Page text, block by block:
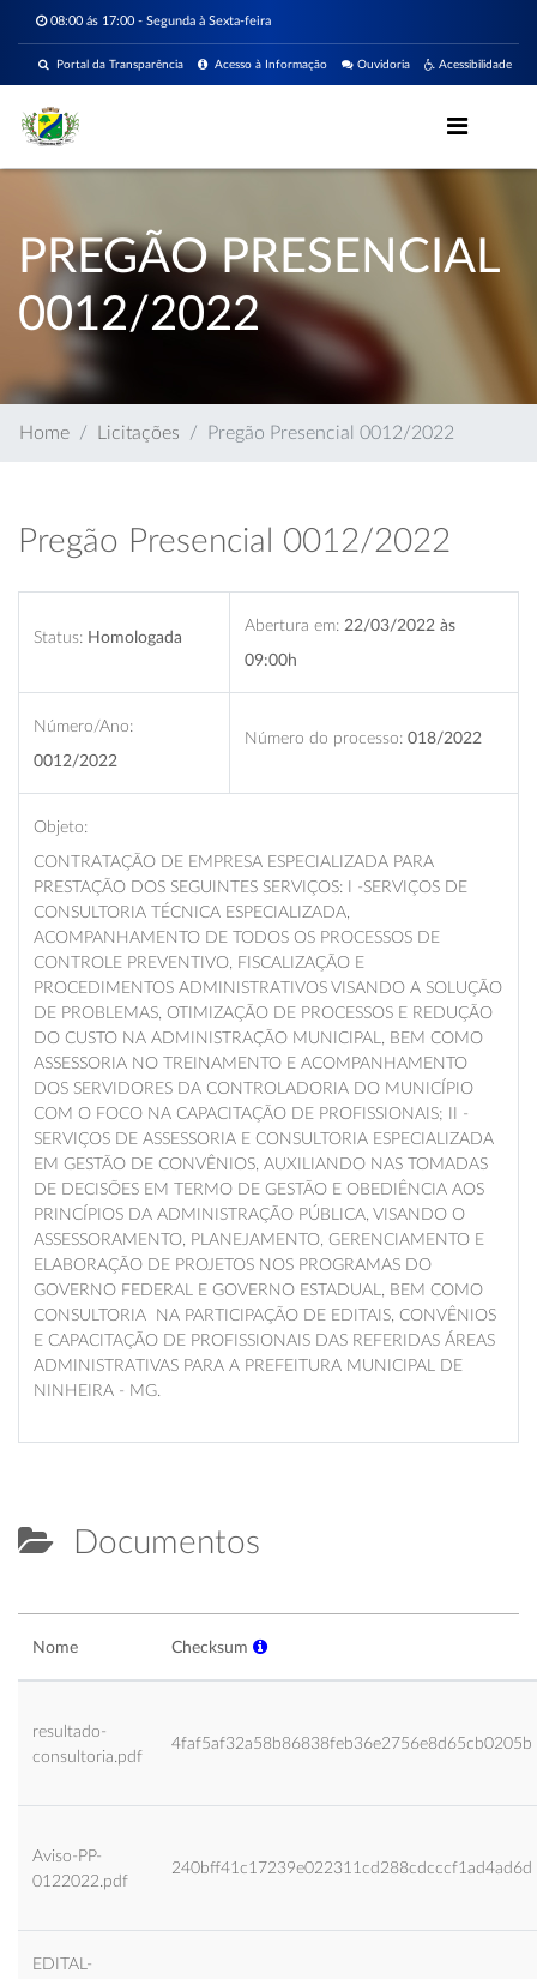
08:00 ás 17:00 - Segunda à Sexta-feira
Acessibilidade
Ouvidoria
Acesso à Informação
Portal da Transparência
PREGÃO PRESENCIAL
0012/2022
Home Licitações Pregão Presencial 0012/2022
Pregão Presencial 0012/2022
Status: Homologada
Abertura em: 22/03/2022 às
09:00h
Número/Ano:
0012/2022
Número do processo: 018/2022
Objeto:
CONTRATAÇÃO DE EMPRESA ESPECIALIZADA PARA
PRESTAÇÃO DOS SEGUINTES SERVIÇOS: I -SERVIÇOS DE
CONSULTORIA TÉCNICA ESPECIALIZADA,
ACOMPANHAMENTO DE TODOS OS PROCESSOS DE
CONTROLE PREVENTIVO, FISCALIZAÇÃO E
PROCEDIMENTOS ADMINISTRATIVOS VISANDO A SOLUÇÃO
DE PROBLEMAS, OTIMIZAÇÃO DE PROCESSOS E REDUÇÃO
DO CUSTO NA ADMINISTRAÇÃO MUNICIPAL, BEM COMO
ASSESSORIA NO TREINAMENTO E ACOMPANHAMENTO
DOS SERVIDORES DA CONTROLADORIA DO MUNICÍPIO
COM O FOCO NA CAPACITAÇÃO DE PROFISSIONAIS; II -
SERVIÇOS DE ASSESSORIA E CONSULTORIA ESPECIALIZADA
EM GESTÃO DE CONVÊNIOS, AUXILIANDO NAS TOMADAS
DE DECISÕES EM TERMO DE GESTÃO E OBEDIÊNCIA AOS
PRINCÍPIOS DA ADMINISTRAÇÃO PÚBLICA, VISANDO O
ASSESSORAMENTO, PLANEJAMENTO, GERENCIAMENTO E
ELABORAÇÃO DE PROJETOS NOS PROGRAMAS DO
GOVERNO FEDERAL E GOVERNO ESTADUAL, BEM COMO
CONSULTORIA NA PARTICIPAÇÃO DE EDITAIS, CONVÊNIOS
E CAPACITAÇÃO DE PROFISSIONAIS DAS REFERIDAS ÁREAS
ADMINISTRATIVAS PARA A PREFEITURA MUNICIPAL DE
NINHEIRA - MG.
Documentos
Nome Checksum
resultado-
consultoria.pdf
4faf5af32a58b86838feb36e2756e8d65cb0205b
Aviso-PP-
0122022.pdf
240bff41c17239e022311cd288cdcccf1ad4ad6d
EDITAL-